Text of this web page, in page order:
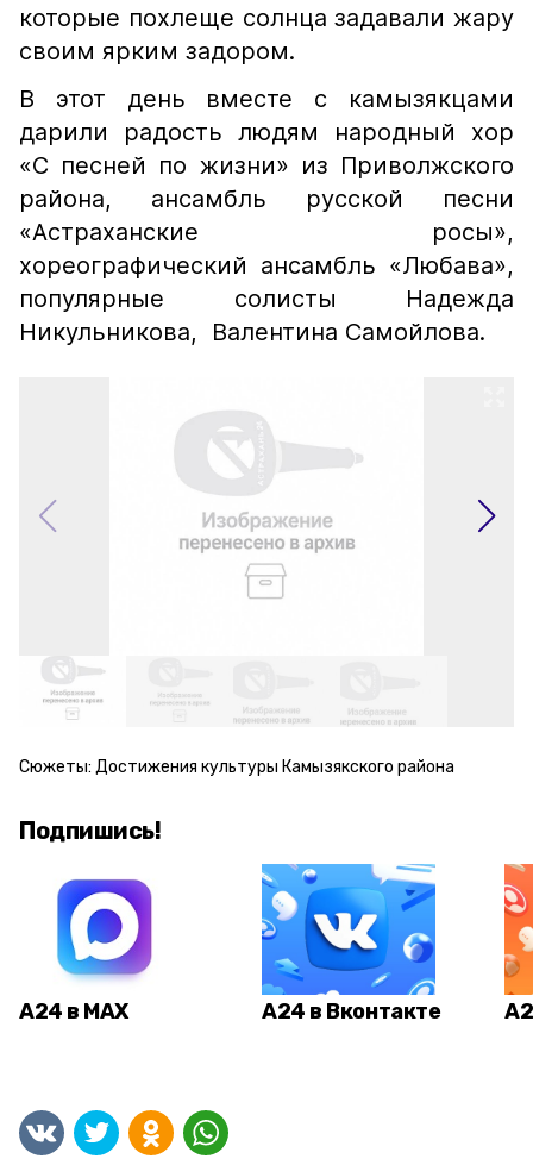
которые похлеще солнца задавали жару
своим ярким задором.
В этот день вместе с камызякцами
дарили радость людям народный хор
«С песней по жизни» из Приволжского
района, ансамбль русской песни
«Астраханские росы»,
хореографический ансамбль «Любава»,
популярные солисты Надежда
Никульникова, Валентина Самойлова.
Сюжеты: Достижения культуры Камызякского района
Подпишись!
А24 в MAX А24 в Вконтакте